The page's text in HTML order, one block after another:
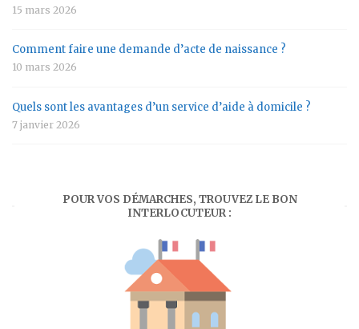
15 mars 2026
Comment faire une demande d’acte de naissance ?
10 mars 2026
Quels sont les avantages d’un service d’aide à domicile ?
7 janvier 2026
POUR VOS DÉMARCHES, TROUVEZ LE BON
INTERLOCUTEUR :